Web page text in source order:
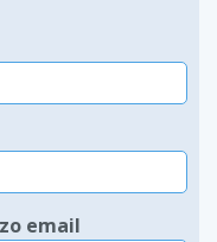
email